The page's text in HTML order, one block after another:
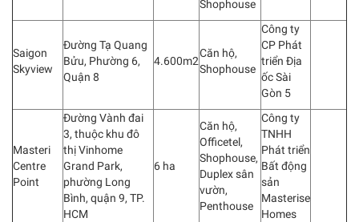
Shophouse
Saigon
Skyview
Đường Tạ Quang
Bửu, Phường 6,
Quận 8
4.600m2
Căn hộ,
Shophouse
Công ty
CP Phát
triển Địa
ốc Sài
Gòn 5
Masteri
Centre
Point
Đường Vành đai
3, thuộc khu đô
thị Vinhome
Grand Park,
phường Long
Bình, quận 9, TP.
HCM
6 ha
Căn hộ,
Officetel,
Shophouse,
Duplex sân
vườn,
Penthouse
Công ty
TNHH
Phát triển
Bất động
sản
Masterise
Homes